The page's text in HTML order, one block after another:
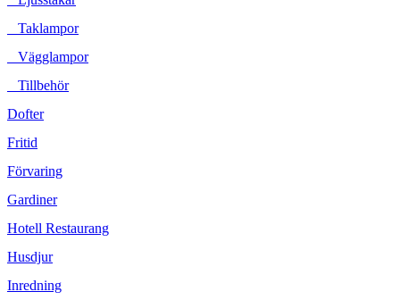
Taklampor
Vägglampor
Tillbehör
Dofter
Fritid
Förvaring
Gardiner
Hotell Restaurang
Husdjur
Inredning